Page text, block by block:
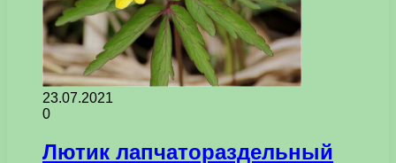
23.07.2021
0
Лютик лапчатораздельный